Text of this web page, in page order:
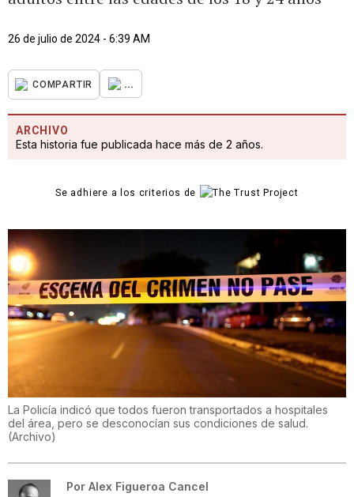
26 de julio de 2024 - 6:39 AM
COMPARTIR ...
ARCHIVO
Esta historia fue publicada hace más de 2 años.
Se adhiere a los criterios de
La Policía indicó que todos fueron transportados a hospitales
del área, pero se desconocían sus condiciones de salud.
(Archivo)
Por Alex Figueroa Cancel